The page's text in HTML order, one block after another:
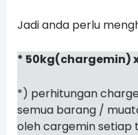
Jadi anda perlu
* 50kg(chargemin) x
*) perhitungan
semua barang /
oleh cargemin setiap